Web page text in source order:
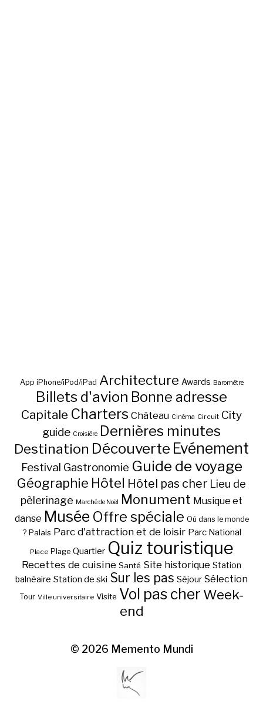
App iPhone/iPod/iPad Architecture Awards Baromètre
Billets d'avion Bonne adresse
Capitale Charters Château Cinéma Circuit City
guide Croisière Dernières minutes
Destination Découverte Evénement
Festival Gastronomie Guide de voyage
Géographie Hôtel Hôtel pas cher Lieu de
pèlerinage Marché de Noël Monument Musique et
danse Musée Offre spéciale Où dans le monde
? Palais Parc d'attraction et de loisir Parc National
Place Plage Quartier Quiz touristique
Recettes de cuisine Santé Site historique Station
balnéaire Station de ski Sur les pas Séjour Sélection
Tour Ville universitaire Visite Vol pas cher Week-
end
© 2026 Memento Mundi